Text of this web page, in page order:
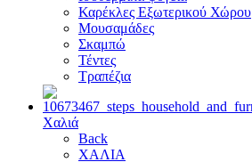
Καρέκλες Εξωτερικού Χώρου
Μουσαμάδες
Σκαμπώ
Τέντες
Τραπέζια
Χαλιά
Back
ΧΑΛΙΑ